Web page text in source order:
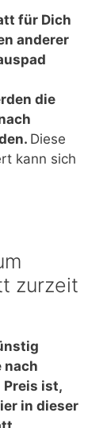
für Dich
anderer
die
Diese
kann sich
zurzeit
nach
ist,
in dieser